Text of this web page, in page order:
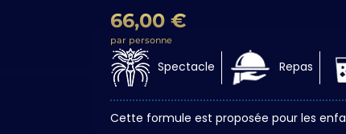
66,00 €
par personne
Spectacle Repas
Cette formule est proposée pour les